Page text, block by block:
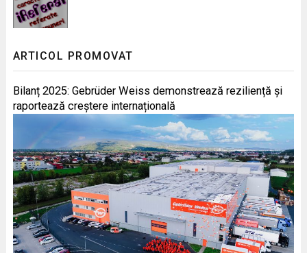
ARTICOL PROMOVAT
Bilanț 2025: Gebrüder Weiss demonstrează reziliență și
raportează creștere internațională